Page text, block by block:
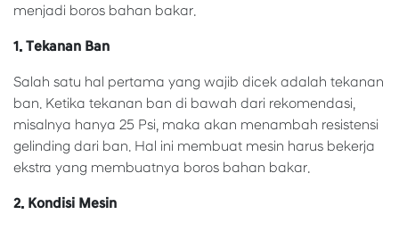
menjadi boros bahan bakar.
1. Tekanan Ban
Salah satu hal pertama yang wajib dicek adalah tekanan
ban. Ketika tekanan ban di bawah dari rekomendasi,
misalnya hanya 25 Psi, maka akan menambah resistensi
gelinding dari ban. Hal ini membuat mesin harus bekerja
ekstra yang membuatnya boros bahan bakar.
2. Kondisi Mesin